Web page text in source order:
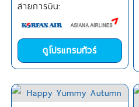
สายการบิน:
ดูโปรแกรมทัวร์